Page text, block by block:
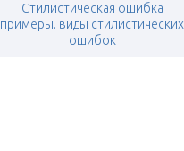
Стилистическая ошибка
примеры. виды стилистических
ошибок